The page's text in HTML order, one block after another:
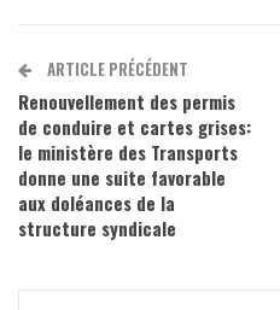
ARTICLE PRÉCÉDENT
Renouvellement des permis
de conduire et cartes grises:
le ministère des Transports
donne une suite favorable
aux doléances de la
structure syndicale